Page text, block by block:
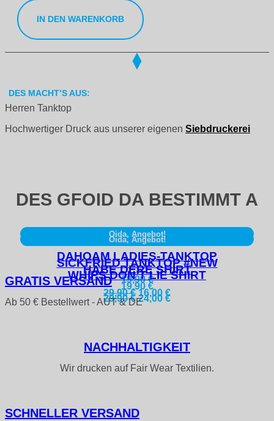
IN DEN WARENKORB
DES MACHT’S AUS:
Herren Tanktop
Hochwertiger Druck aus unserer eigenen Siebdruckerei
DES GFOID DA BESTIMMT A
Oida, Angebot!
HABE DERE SHIRT
29,90€Ursprünglicher
Preis
16,00 €Aktueller
Preis
SICKFRIED TANKTOP #NEW
19,90 €
DAHOAM LADIES-TANKTOP
19,90€
Oida, Angebot!
WHIPS DON’T LIE SHIRT
29,90€Ursprünglicher
Preis
24,00 €Aktueller
GRATIS VERSAND
Ab 50 € Bestellwert - AUT & DE
NACH­HALTIGKEIT
Wir drucken auf Fair Wear Textilien.
SCHNELLER VERSAND